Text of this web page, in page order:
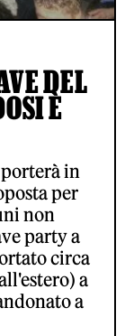
DEL
È
in
per
non
party a
circa
a
a